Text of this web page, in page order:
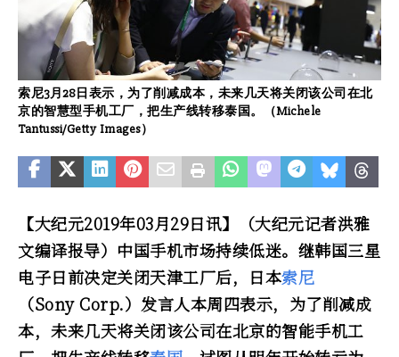
索尼3月28日表示，为了削减成本，未来几天将关闭该公司在北
京的智慧型手机工厂，把生产线转移泰国。（Michele
Tantussi/Getty Images）
【大纪元2019年03月29日讯】（大纪元记者洪雅
文编译报导）中国手机市场持续低迷。继韩国三星
电子日前决定关闭天津工厂后，日本索尼
（Sony Corp.）发言人本周四表示，为了削减成
本，未来几天将关闭该公司在北京的智能手机工